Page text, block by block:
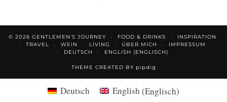
© 2026 GENTLEMEN'S JOURNEY FOOD & DRINKS
INSPIRATION
TRAVEL
WEIN LIVING ÜBER MICH
IMPRESSUM
DEUTSCH
ENGLISH (ENGLISCH)
THEME CREATED BY pipdig
Deutsch English (Englisch)